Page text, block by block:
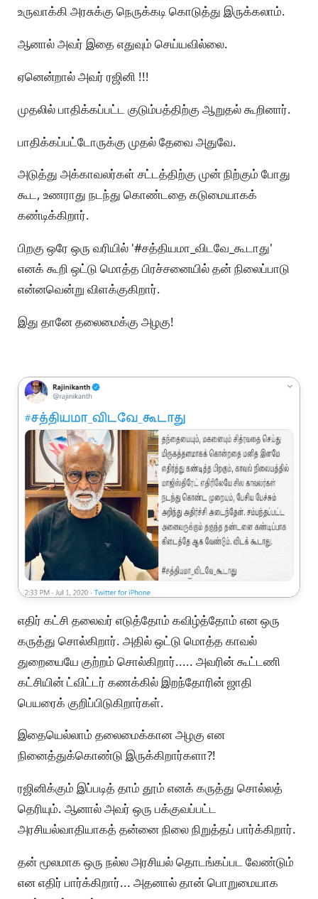
உருவாக்கி அரசுக்கு நெருக்கடி கொடுத்து இருக்கலாம்.
ஆனால் அவர் இதை எதுவும் செய்யவில்லை.
ஏனென்றால் அவர் ரஜினி !!!
முதலில் பாதிக்கப்பட்ட குடும்பத்திற்கு ஆறுதல் கூறினார்.
பாதிக்கப்பட்டோருக்கு முதல் தேவை அதுவே.
அடுத்து அக்காவலர்கள் சட்டத்திற்கு முன் நிற்கும் போது
கூட, உணராது நடந்து கொண்டதை கடுமையாகக்
கண்டிக்கிறார்.
பிறகு ஒரே ஒரு வரியில் '#சத்தியமா_விடவே_கூடாது'
எனக் கூறி ஒட்டு மொத்த பிரச்சனையில் தன் நிலைப்பாடு
என்னவென்று விளக்குகிறார்.
இது தானே தலைமைக்கு அழகு!
எதிர் கட்சி தலைவர் எடுத்தோம் கவிழ்த்தோம் என ஒரு
கருத்து சொல்கிறார். அதில் ஒட்டு மொத்த காவல்
துறையையே குற்றம் சொல்கிறார்..... அவரின் கூட்டணி
கட்சியின் ட்விட்டர் கணக்கில் இறந்தோரின் ஜாதி
பெயரைக் குறிப்பிடுகிறார்கள்.
இதையெல்லாம் தலைமைக்கான அழகு என
நினைத்துக்கொண்டு இருக்கிறார்களா?!
ரஜினிக்கும் இப்படித் தாம் தூம் எனக் கருத்து சொல்லத்
தெரியும். ஆனால் அவர் ஒரு பக்குவப்பட்ட
அரசியல்வாதியாகத் தன்னை நிலை நிறுத்தப் பார்க்கிறார்.
தன் மூலமாக ஒரு நல்ல அரசியல் தொடங்கப்பட வேண்டும்
என எதிர் பார்க்கிறார்... அதனால் தான் பொறுமையாக